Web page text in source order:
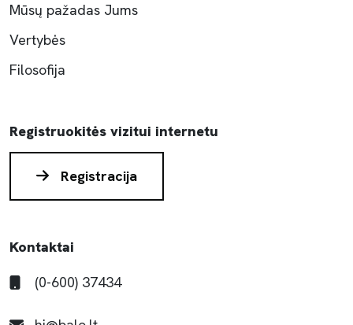
Mūsų pažadas Jums
Vertybės
Filosofija
Registruokitės vizitui internetu
Registracija
Kontaktai
(0-600) 37434